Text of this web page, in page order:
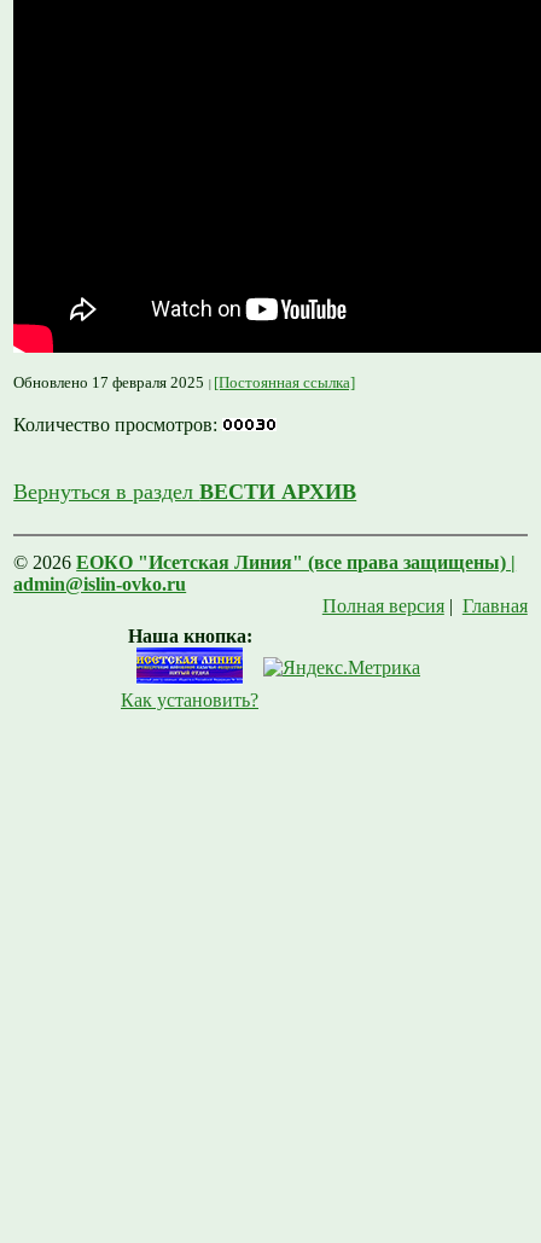
Обновлено 17 февраля 2025 [Постоянная ссылка]
Количество просмотров:
Вернуться в разделВЕСТИ АРХИВ
© 2026ЕОКО "Исетская Линия" (все права защищены) |
admin@islin-ovko.ru
Полная версия| Главная
Наша кнопка:
Как установить?